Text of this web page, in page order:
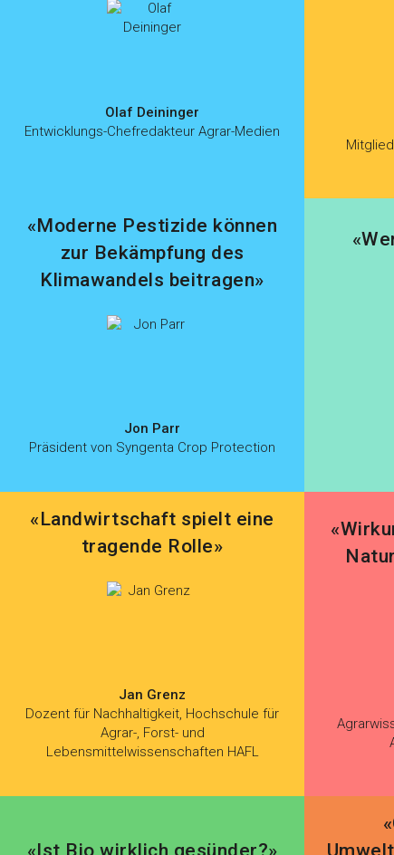
Olaf Deininger
Entwicklungs-Chefredakteur Agrar-Medien
«Moderne Pestizide können
zur Bekämpfung des
Klimawandels beitragen»
Jon Parr
Präsident von Syngenta Crop Protection
«Landwirtschaft spielt eine
tragende Rolle»
Jan Grenz
Dozent für Nachhaltigkeit, Hochschule für
Agrar-, Forst- und
Lebensmittelwissenschaften HAFL